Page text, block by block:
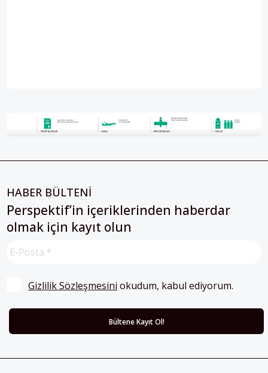
HABER BÜLTENİ
Perspektif’in içeriklerinden haberdar
olmak için kayıt olun
Gizlilik Sözleşmesini okudum, kabul ediyorum.